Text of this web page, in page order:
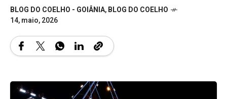
BLOG DO COELHO - GOIÂNIA,BLOG DO COELHO
14, maio, 2026